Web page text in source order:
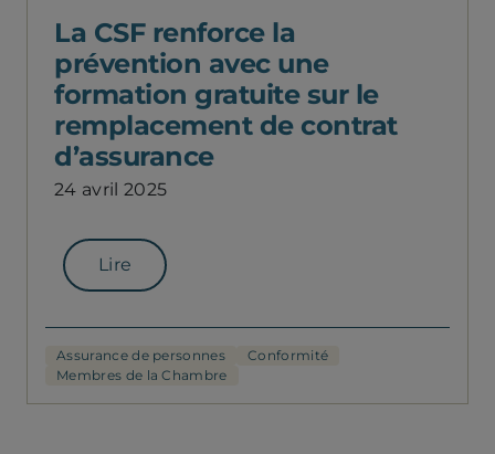
La CSF renforce la
prévention avec une
formation gratuite sur le
remplacement de contrat
d’assurance
24 avril 2025
Lire
Assurance de personnes
Conformité
Membres de la Chambre